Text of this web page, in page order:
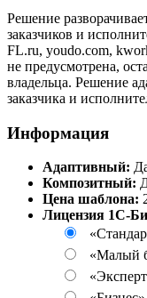
Решение
заказчиков и
FL.ru, youdo.com,
не предусмотрена,
владельца. Решение
заказчика и
Информация
Адаптивный:
Композитный:
Цена шаблона:
Лицензия 1С-
«Малый